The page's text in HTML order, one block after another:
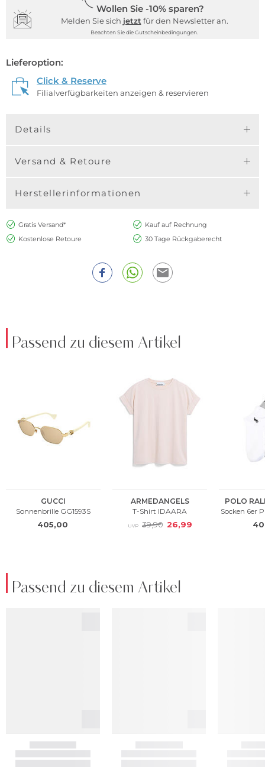
Wollen Sie -10% sparen?
Melden Sie sich jetzt für den Newsletter an.
Beachten Sie die Gutscheinbedingungen.
Lieferoption:
Click & Reserve
Filialverfügbarkeiten anzeigen & reservieren
Details
Versand & Retoure
Herstellerinformationen
Gratis Versand*
Kauf auf Rechnung
Kostenlose Retoure
30 Tage Rückgaberecht
Passend zu diesem Artikel
Passend zu diesem Artikel